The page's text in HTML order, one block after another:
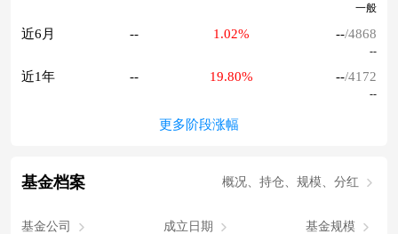
一般
近6月 -- 1.02% --/4868
--
近1年 -- 19.80% --/4172
--
更多阶段涨幅
基金档案 概况、持仓、规模、分红
基金公司 成立日期 基金规模